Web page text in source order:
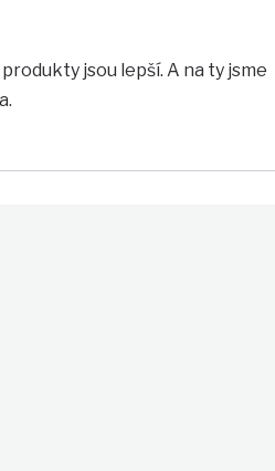
jsou lepší. A na ty jsme